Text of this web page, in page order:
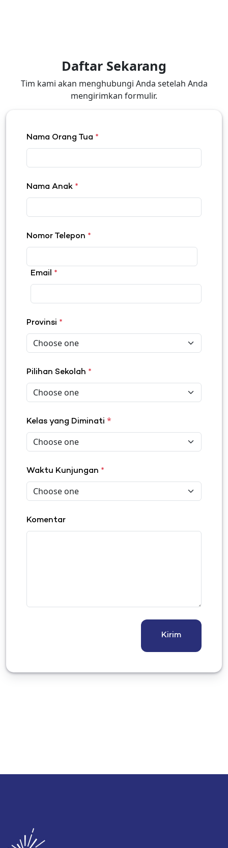
Daftar Sekarang
Tim kami akan menghubungi Anda setelah Anda
mengirimkan formulir.
Nama Orang Tua *
Nama Anak *
Nomor Telepon *
Email *
Provinsi *
Pilihan Sekolah *
Kelas yang Diminati *
Waktu Kunjungan *
Komentar
Kirim